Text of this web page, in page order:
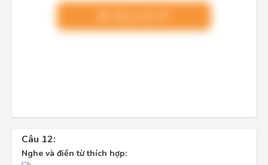
Câu 12:
Nghe và điền từ thích hợp: